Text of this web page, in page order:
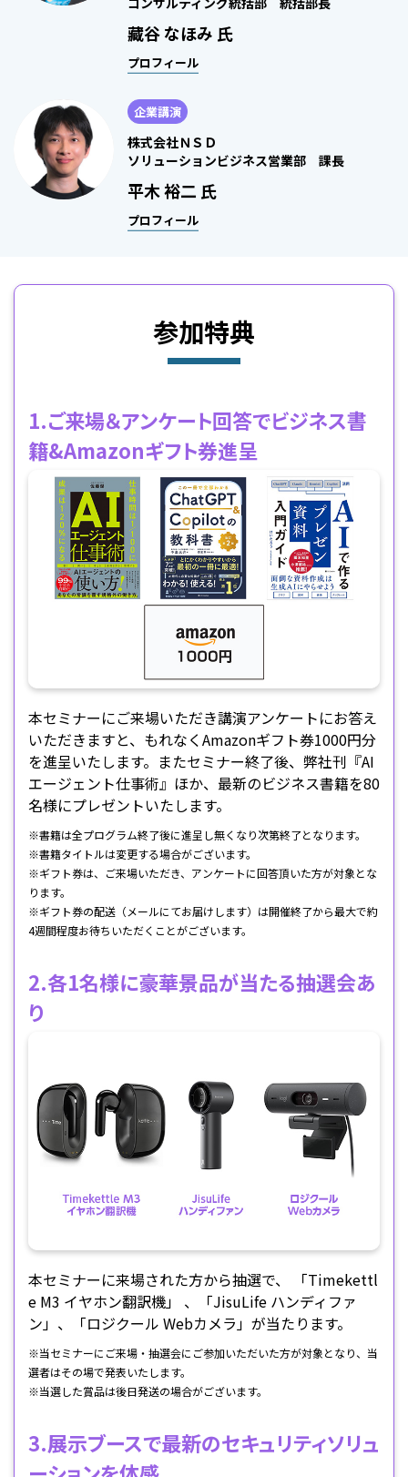
藏谷 なほみ 氏
プロフィール
企業講演
株式会社ＮＳＤ
ソリューションビジネス営業部 課長
平木 裕二 氏
プロフィール
参加特典
1.ご来場＆アンケート回答でビジネス書
籍&Amazonギフト券進呈
本セミナーにご来場いただき講演アンケートにお答え
いただきますと、もれなくAmazonギフト券1000円分
を進呈いたします。またセミナー終了後、弊社刊『AI
エージェント仕事術』ほか、最新のビジネス書籍を80
名様にプレゼントいたします。
※書籍は全プログラム終了後に進呈し無くなり次第終了となります。
※書籍タイトルは変更する場合がございます。
※ギフト券は、ご来場いただき、アンケートに回答頂いた方が対象とな
ります。
※ギフト券の配送（メールにてお届けします）は開催終了から最大で約
4週間程度お待ちいただくことがございます。
2.各1名様に豪華景品が当たる抽選会あ
り
本セミナーに来場された方から抽選で、 「Timekettl
e M3 イヤホン翻訳機」 、「JisuLife ハンディファ
ン」、「ロジクール Webカメラ」が当たります。
※当セミナーにご来場・抽選会にご参加いただいた方が対象となり、当
選者はその場で発表いたします。
※当選した賞品は後日発送の場合がございます。
3.展示ブースで最新のセキュリティソリュ